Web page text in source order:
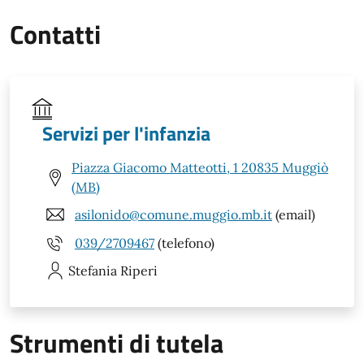
Contatti
Servizi per l'infanzia
Piazza Giacomo Matteotti, 1 20835 Muggiò
(MB)
asilonido@comune.muggio.mb.it (email)
039/2709467 (telefono)
Stefania Riperi
Strumenti di tutela